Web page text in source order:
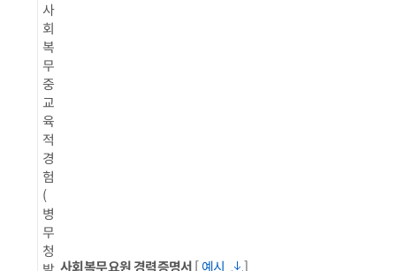
사
회
복
무
중
교
육
적
경
험
(
병
무
청
사회복무요원 경력증명서 [ 예시
]